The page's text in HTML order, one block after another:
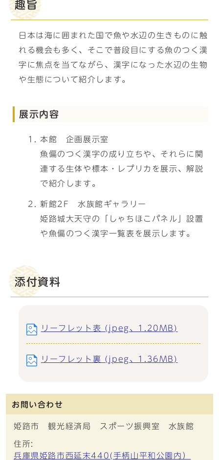
趣旨
日本は海に囲まれた国で魚や水辺の生きものに触
れる機会も多く、そこで普段目にする魚のつく漢
字に焦点を当てながら、漢字になった水辺の生物
や生態について紹介します。
展示内容
本館 企画展示室
魚偏のつく漢字の成り立ちや、それらに関
連する生体や標本・レプリカを展示、解説
で紹介します。
新館2F 水族館ギャラリー
姫路城大天守の「しゃちほこパネル」設置
や魚偏のつく漢字一覧表を展示します。
添付資料
リーフレット表 (jpeg、1.20MB)
リーフレット裏 (jpeg、1.36MB)
お問い合わせ
姫路市 観光経済局 スポーツ振興室 水族館
住所:
兵庫県姫路市西延末440(手柄山平和公園内）